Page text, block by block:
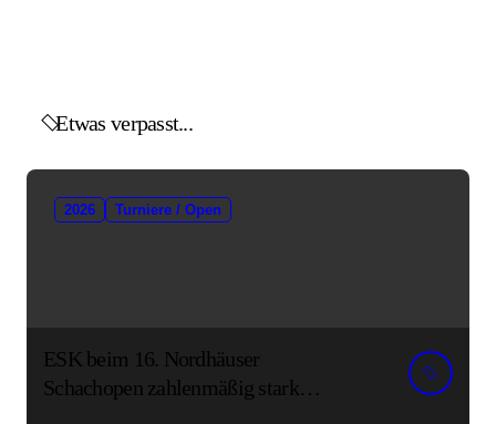
Etwas verpasst...
2026 Turniere / Open
ESK beim 16. Nordhäuser
Schachopen zahlenmäßig stark